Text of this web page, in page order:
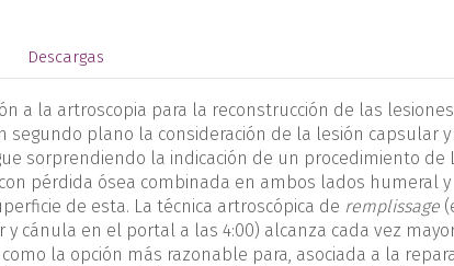
Descargas
a la artroscopia para la reconstrucción de las
plano la consideración de la lesión capsular y
sorprendiendo la indicación de un procedimiento de
pérdida ósea combinada en ambos lados humeral y
de esta. La técnica artroscópica de remplissage
cánula en el portal a las 4:00) alcanza cada vez
la opción más razonable para, asociada a la